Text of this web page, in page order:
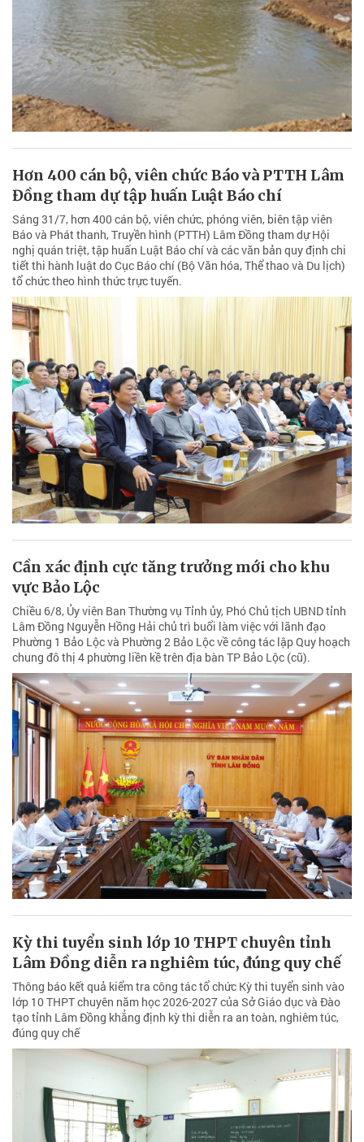
Hơn 400 cán bộ, viên chức Báo và PTTH Lâm
Đồng tham dự tập huấn Luật Báo chí
Sáng 31/7, hơn 400 cán bộ, viên chức, phóng viên, biên tập viên
Báo và Phát thanh, Truyền hình (PTTH) Lâm Đồng tham dự Hội
nghị quán triệt, tập huấn Luật Báo chí và các văn bản quy định chi
tiết thi hành luật do Cục Báo chí (Bộ Văn hóa, Thể thao và Du lịch)
tổ chức theo hình thức trực tuyến.
Cần xác định cực tăng trưởng mới cho khu
vực Bảo Lộc
Chiều 6/8, Ủy viên Ban Thường vụ Tỉnh ủy, Phó Chủ tịch UBND tỉnh
Lâm Đồng Nguyễn Hồng Hải chủ trì buổi làm việc với lãnh đạo
Phường 1 Bảo Lộc và Phường 2 Bảo Lộc về công tác lập Quy hoạch
chung đô thị 4 phường liền kề trên địa bàn TP Bảo Lộc (cũ).
Kỳ thi tuyển sinh lớp 10 THPT chuyên tỉnh
Lâm Đồng diễn ra nghiêm túc, đúng quy chế
Thông báo kết quả kiểm tra công tác tổ chức Kỳ thi tuyển sinh vào
lớp 10 THPT chuyên năm học 2026-2027 của Sở Giáo dục và Đào
tạo tỉnh Lâm Đồng khẳng định kỳ thi diễn ra an toàn, nghiêm túc,
đúng quy chế